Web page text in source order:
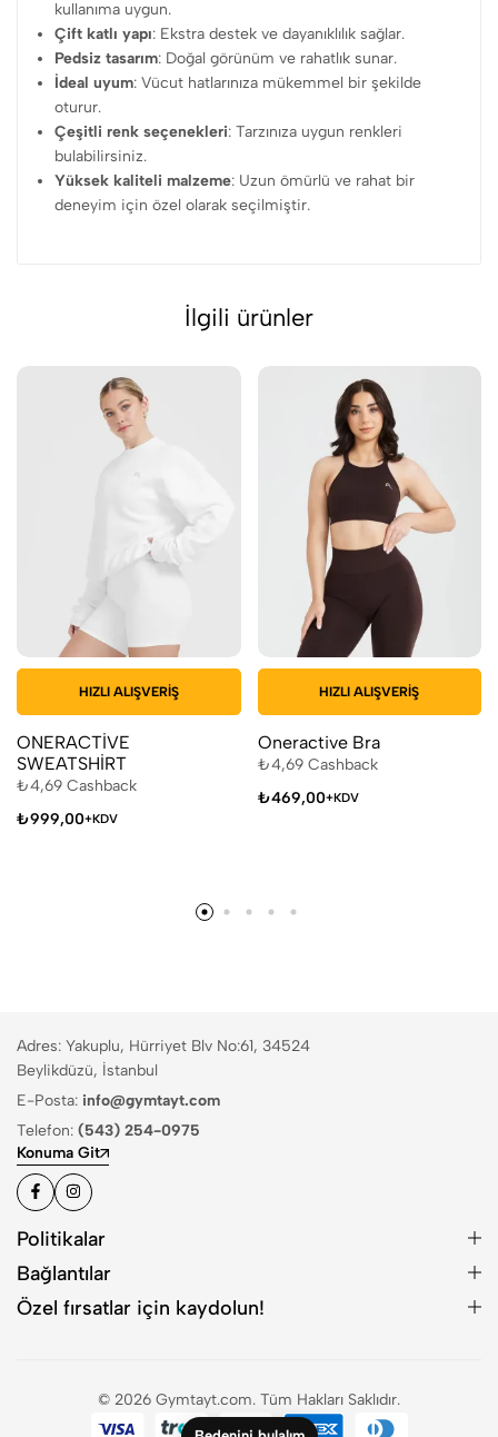
kullanıma uygun.
Çift katlı yapı: Ekstra destek ve dayanıklılık sağlar.
Pedsiz tasarım: Doğal görünüm ve rahatlık sunar.
İdeal uyum: Vücut hatlarınıza mükemmel bir şekilde
oturur.
Çeşitli renk seçenekleri: Tarzınıza uygun renkleri
bulabilirsiniz.
Yüksek kaliteli malzeme: Uzun ömürlü ve rahat bir
deneyim için özel olarak seçilmiştir.
İlgili ürünler
HIZLI ALIŞVERIŞ
ONERACTİVE
SWEATSHİRT
₺4,69 Cashback
₺999,00+KDV
HIZLI ALIŞVERIŞ
Oneractive Bra
₺4,69Cashback
₺469,00+KDV
Adres: Yakuplu, Hürriyet Blv No:61, 34524
Beylikdüzü, İstanbul
E-Posta: info@gymtayt.com
Telefon: (543) 254-0975
Konuma Git
Politikalar
Bağlantılar
Özel fırsatlar için kaydolun!
© 2026 Gymtayt.com. Tüm Hakları Saklıdır.